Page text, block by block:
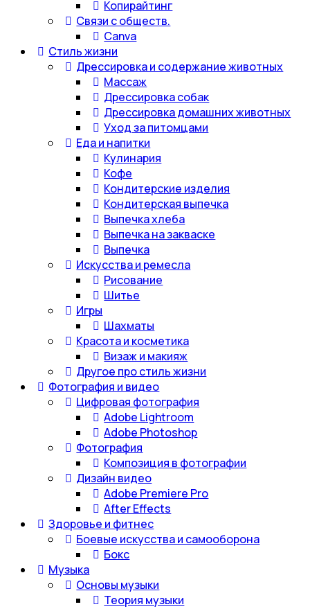
Копирайтинг
Связи с обществ.
Canva
Стиль жизни
Дрессировка и содержание животных
Массаж
Дрессировка собак
Дрессировка домашних животных
Уход за питомцами
Еда и напитки
Кулинария
Кофе
Кондитерские изделия
Кондитерская выпечка
Выпечка хлеба
Выпечка на закваске
Выпечка
Искусства и ремесла
Рисование
Шитье
Игры
Шахматы
Красота и косметика
Визаж и макияж
Другое про стиль жизни
Фотография и видео
Цифровая фотография
Adobe Lightroom
Adobe Photoshop
Фотография
Композиция в фотографии
Дизайн видео
Adobe Premiere Pro
After Effects
Здоровье и фитнес
Боевые искусства и самооборона
Бокс
Музыка
Основы музыки
Теория музыки